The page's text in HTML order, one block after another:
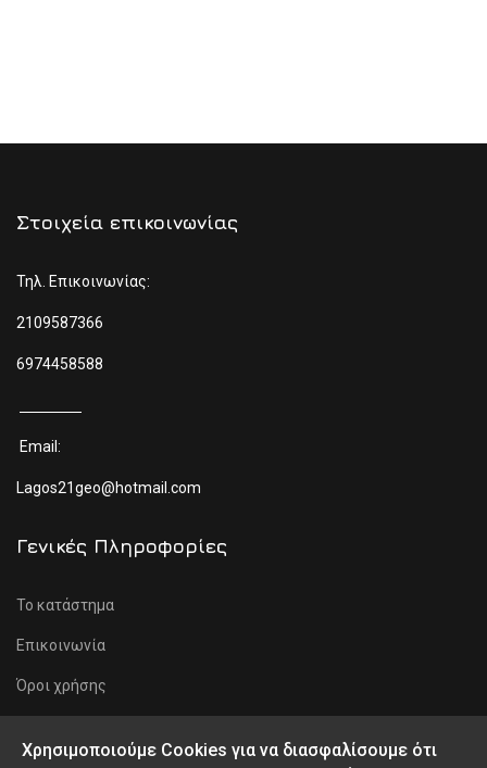
Στοιχεία επικοινωνίας
Τηλ. Επικοινωνίας:
2109587366
6974458588
Email:
Lagos21geo@hotmail.com
Γενικές Πληροφορίες
Το κατάστημα
Επικοινωνία
Όροι χρήσης
Χρησιμοποιούμε Cookies για να διασφαλίσουμε ότι